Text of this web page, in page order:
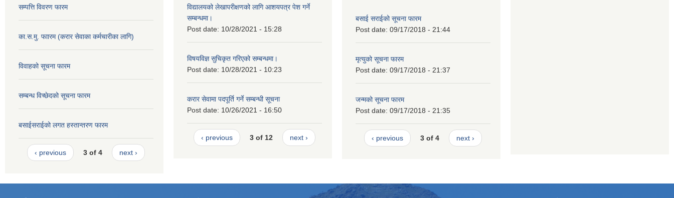
सम्पत्ति विवरण फारम
का.स.मु. फाारम (करार सेवाका कर्मचारीका लागि)
विवाहको सूचना फारम
सम्बन्ध विच्छेदको सूचना फारम
बसाईसराईको लगत हस्तान्तरण फारम
‹ previous 3 of 4 next ›
विद्यालयको लेखापरीक्षणको लागि आशयपत्र पेश गर्ने
सम्बन्धमा।
Post date: 10/28/2021 - 15:28
विषयविज्ञ सुचिकृत गरिएको सम्बन्धमा।
Post date: 10/28/2021 - 10:23
करार सेवामा पदपूर्ति गर्ने सम्बन्धी सूचना
Post date: 10/26/2021 - 16:50
‹ previous 3 of 12 next ›
बसाई सराईको सूचना फारम
Post date: 09/17/2018 - 21:44
मृत्युको सूचना फारम
Post date: 09/17/2018 - 21:37
जन्मको सूचना फारम
Post date: 09/17/2018 - 21:35
‹ previous 3 of 4 next ›